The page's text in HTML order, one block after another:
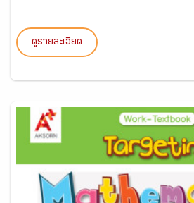
ดูรายละเอียด